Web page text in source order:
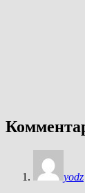
yodz